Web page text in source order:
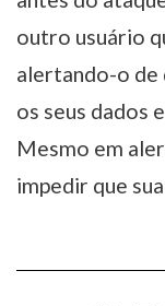
outro usuário
alertando-o de
os seus dados
Mesmo em
impedir que